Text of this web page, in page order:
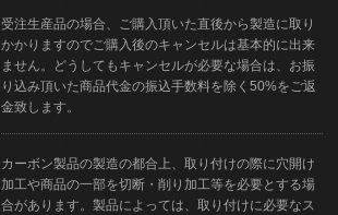
受注生産品の場合、ご購入頂いた直後から製造に取り
かかりますのでご購入後のキャンセルは基本的に出来
ません。どうしてもキャンセルが必要な場合は、お振
り込み頂いた商品代金の振込手数料を除く50%をご返
金致します。
カーボン製品の製造の都合上、取り付けの際に穴開け
加工や商品の一部を切断・削り加工等を必要とする場
合があります。製品によっては、取り付けに必要なス